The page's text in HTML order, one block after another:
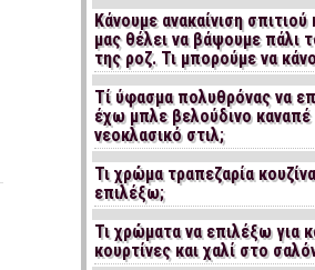
Κάνουμε ανακαίνιση σπιτιού
μας θέλει να βάψουμε πάλι
της ροζ. Τι μπορούμε να
Τί ύφασμα πολυθρόνας να
έχω μπλε βελούδινο καναπέ
νεοκλασικό στιλ;
Τι χρώμα τραπεζαρία
επιλέξω;
Τι χρώματα να επιλέξω για
κουρτίνες και χαλί στο